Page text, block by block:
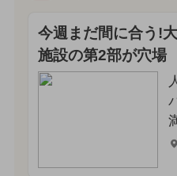
今週まだ間に合う!
施設の第2部が穴場